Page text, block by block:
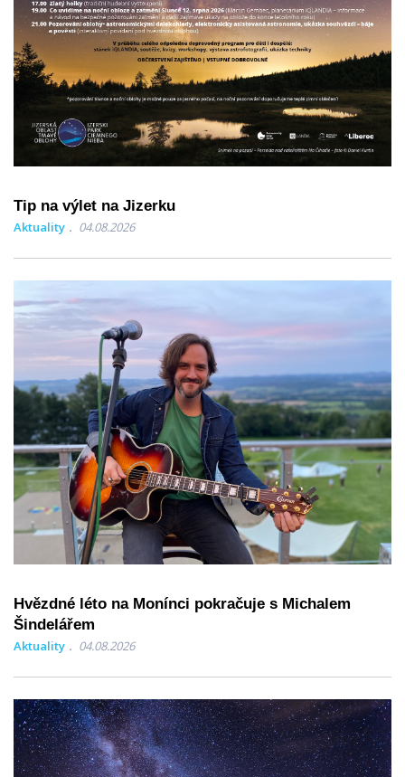
Tip na výlet na Jizerku
Aktuality 04.08.2026
Hvězdné léto na Monínci pokračuje s Michalem
Šindelářem
Aktuality 04.08.2026